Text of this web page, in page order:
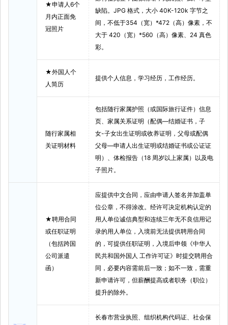
★申请人6个
月内正面免
冠照片
缺陷。JPG 格式，大小 40K-120k 字节之
间，不低于354（宽）*472（高）像素，不
大于 420（宽）*560（高）像素、24 真色
彩。
★外国人个
人简历
提供个人信息，学习经历，工作经历。
随行家属相
关证明材料
包括随行家属护照（或国际旅行证件）信息
页、家属关系证明（配偶—结婚证书，子
女-子女出生证明或收养证明，父母或配偶
父母—申请人出生证明或结婚证书或公证证
明）、体检报告（18 周岁以上家属）以及电
子照片。
★聘用合同
或任职证明
（包括跨国
公司派遣
函）
应提供中文合同，应由申请人签名并加盖单
位公章，不得涂改。经许可决定机构认定的
用人单位诚信典型和连续三年无不良信用记
录的用人单位，入境前无法提供聘用合同
的，可提供任职证明，入境后申领《中华人
民共和国外国人 工作许可证》时提交聘用合
同，必要内容需前后一致；如不一致，需重
新申请许可，但薪酬提高或者职务（职位）
提升的除外。
长春市营业执照、组织机构代码证、社会保